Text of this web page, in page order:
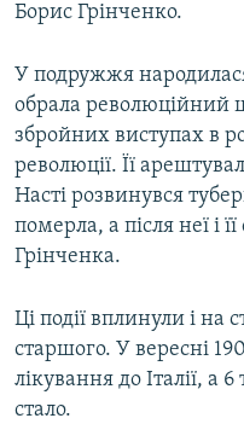
Борис Грінченко.
У подружжя
обрала революційний
збройних виступах в
революції. Її
Насті розвинувся
померла, а після неї і
Грінченка.
Ці події вплинули і на
старшого. У вересні
лікування до Італії, а
стало.